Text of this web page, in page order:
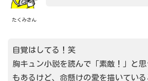
たくみさん
自覚はしてる！笑
胸キュン小説を読んで「素敵！」と思
もあるけど、命懸けの愛を描いている